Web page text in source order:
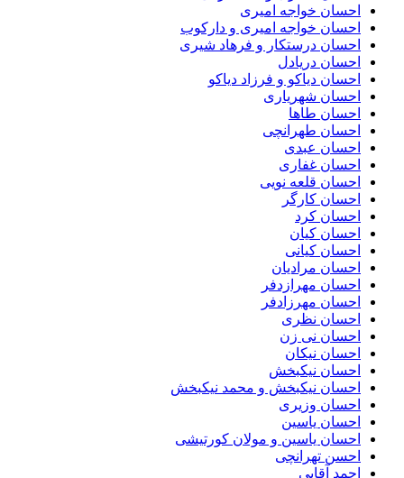
احسان خواجه امیری
احسان خواجه امیری و دارکوب
احسان درستكار و فرهاد شيرى
احسان دریادل
احسان دیاکو و فرزاد دیاکو
احسان شهریاری
احسان طاها
احسان طهرانچی
احسان عبدی
احسان غفاری
احسان قلعه نویی
احسان کارگر
احسان کرد
احسان کیان
احسان کیانی
احسان مرادیان
احسان مهرازدفر
احسان مهرزادفر
احسان نظری
احسان نی زن
احسان نیکان
احسان نیکبخش
احسان نیکبخش و محمد نیکبخش
احسان وزیری
احسان یاسین
احسان یاسین و مولان کورتیشی
احسن تهرانچی
احمد آقایی